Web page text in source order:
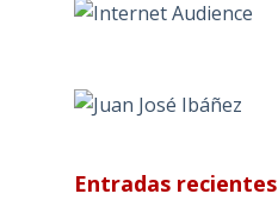
Entradas recientes